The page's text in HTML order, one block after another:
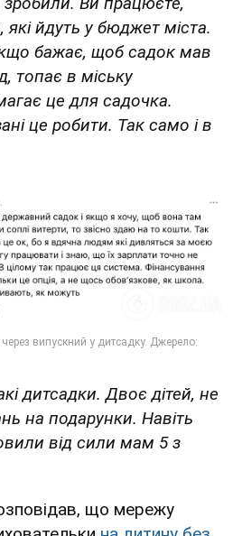
які йдуть у бюджет міста.
бажає, щоб садок мав
топає в міську
це для садочка.
це робити. Так само і в
дитсадки. Двоє дітей, не
на подарунки. Навіть
від сили мам 5 з
що мережу